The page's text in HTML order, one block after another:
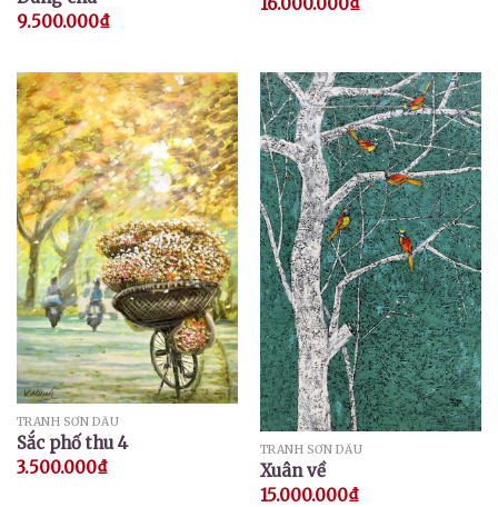
9.500.000₫
TRANH SƠN DẦU
Sắc phố thu 4
3.500.000₫
TRANH SƠN DẦU
Xuân về
15.000.000₫